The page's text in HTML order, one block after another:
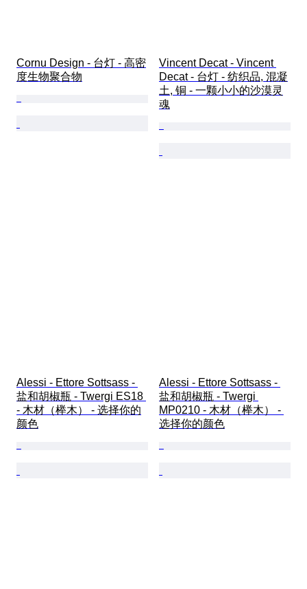
Cornu Design - 台灯 - 高密
度生物聚合物
Vincent Decat - Vincent
Decat - 台灯 - 纺织品, 混凝
土, 铜 - 一颗小小的沙漠灵
魂
Alessi - Ettore Sottsass -
盐和胡椒瓶 - Twergi ES18
- 木材（榉木） - 选择你的
颜色
Alessi - Ettore Sottsass -
盐和胡椒瓶 - Twergi
MP0210 - 木材（榉木） -
选择你的颜色